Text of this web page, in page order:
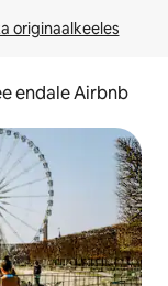
originaalkeeles
endale Airbnb